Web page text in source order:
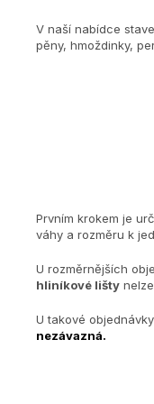
V naší nabídce
pěny, hmoždinky,
Prvním krokem je
váhy a rozměru k
U rozměrnějších
hliníkové lišty
U takové
nezávazná.